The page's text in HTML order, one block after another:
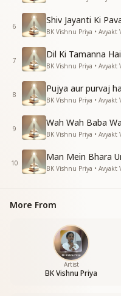
6
BK Vishnu Priya • Avyakt
7
BK Vishnu Priya • Avyakt
8
Pujya aur purvaj
BK Vishnu Priya • Avyakt
9
BK Vishnu Priya • Avyakt
10
Man Mein Bhara
BK Vishnu Priya • Avyakt
More From
Artist
BK Vishnu Priya